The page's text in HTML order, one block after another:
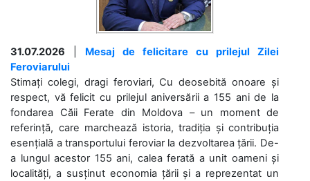
31.07.2026
Mesaj de felicitare cu prilejul Zilei
Feroviarului
Stimați colegi, dragi feroviari, Cu deosebită onoare și
respect, vă felicit cu prilejul aniversării a 155 ani de la
fondarea Căii Ferate din Moldova – un moment de
referință, care marchează istoria, tradiția și contribuția
esențială a transportului feroviar la dezvoltarea țării. De-
a lungul acestor 155 ani, calea ferată a unit oameni și
localități, a susținut economia țării și a reprezentat un